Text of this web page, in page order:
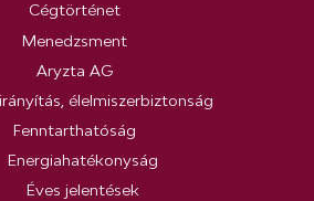
Cégtörténet
Menedzsment
Aryzta AG
élelmiszerbiztonság
Fenntarthatóság
Energiahatékonyság
Éves jelentések